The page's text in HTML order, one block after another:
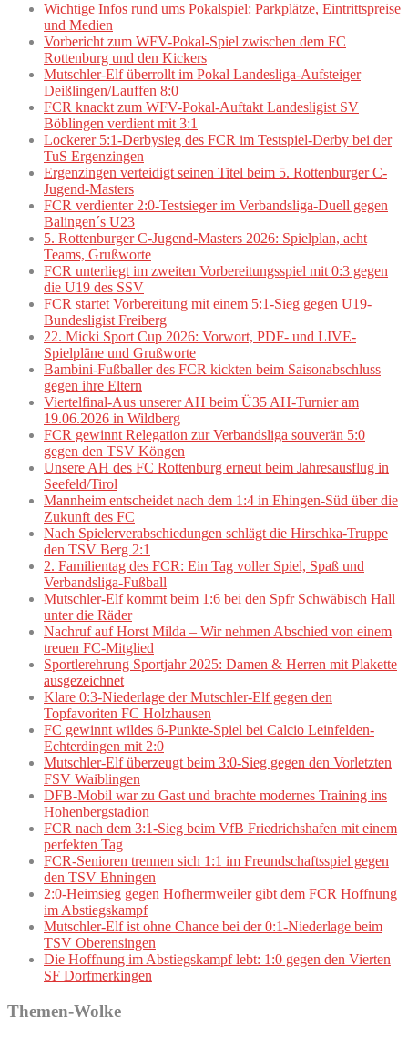
Wichtige Infos rund ums Pokalspiel: Parkplätze, Eintrittspreise
und Medien
Vorbericht zum WFV-Pokal-Spiel zwischen dem FC
Rottenburg und den Kickers
Mutschler-Elf überrollt im Pokal Landesliga-Aufsteiger
Deißlingen/Lauffen 8:0
FCR knackt zum WFV-Pokal-Auftakt Landesligist SV
Böblingen verdient mit 3:1
Lockerer 5:1-Derbysieg des FCR im Testspiel-Derby bei der
TuS Ergenzingen
Ergenzingen verteidigt seinen Titel beim 5. Rottenburger C-
Jugend-Masters
FCR verdienter 2:0-Testsieger im Verbandsliga-Duell gegen
Balingen´s U23
5. Rottenburger C-Jugend-Masters 2026: Spielplan, acht
Teams, Grußworte
FCR unterliegt im zweiten Vorbereitungsspiel mit 0:3 gegen
die U19 des SSV
FCR startet Vorbereitung mit einem 5:1-Sieg gegen U19-
Bundesligist Freiberg
22. Micki Sport Cup 2026: Vorwort, PDF- und LIVE-
Spielpläne und Grußworte
Bambini-Fußballer des FCR kickten beim Saisonabschluss
gegen ihre Eltern
Viertelfinal-Aus unserer AH beim Ü35 AH-Turnier am
19.06.2026 in Wildberg
FCR gewinnt Relegation zur Verbandsliga souverän 5:0
gegen den TSV Köngen
Unsere AH des FC Rottenburg erneut beim Jahresausflug in
Seefeld/Tirol
Mannheim entscheidet nach dem 1:4 in Ehingen-Süd über die
Zukunft des FC
Nach Spielerverabschiedungen schlägt die Hirschka-Truppe
den TSV Berg 2:1
2. Familientag des FCR: Ein Tag voller Spiel, Spaß und
Verbandsliga-Fußball
Mutschler-Elf kommt beim 1:6 bei den Spfr Schwäbisch Hall
unter die Räder
Nachruf auf Horst Milda – Wir nehmen Abschied von einem
treuen FC-Mitglied
Sportlerehrung Sportjahr 2025: Damen & Herren mit Plakette
ausgezeichnet
Klare 0:3-Niederlage der Mutschler-Elf gegen den
Topfavoriten FC Holzhausen
FC gewinnt wildes 6-Punkte-Spiel bei Calcio Leinfelden-
Echterdingen mit 2:0
Mutschler-Elf überzeugt beim 3:0-Sieg gegen den Vorletzten
FSV Waiblingen
DFB-Mobil war zu Gast und brachte modernes Training ins
Hohenbergstadion
FCR nach dem 3:1-Sieg beim VfB Friedrichshafen mit einem
perfekten Tag
FCR-Senioren trennen sich 1:1 im Freundschaftsspiel gegen
den TSV Ehningen
2:0-Heimsieg gegen Hofherrnweiler gibt dem FCR Hoffnung
im Abstiegskampf
Mutschler-Elf ist ohne Chance bei der 0:1-Niederlage beim
TSV Oberensingen
Die Hoffnung im Abstiegskampf lebt: 1:0 gegen den Vierten
SF Dorfmerkingen
Themen-Wolke